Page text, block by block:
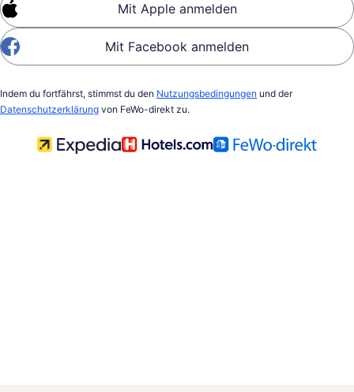
Mit Apple anmelden
Mit Facebook anmelden
Indem du fortfährst, stimmst du den Nutzungsbedingungen und der
Datenschutzerklärung von FeWo-direkt zu.